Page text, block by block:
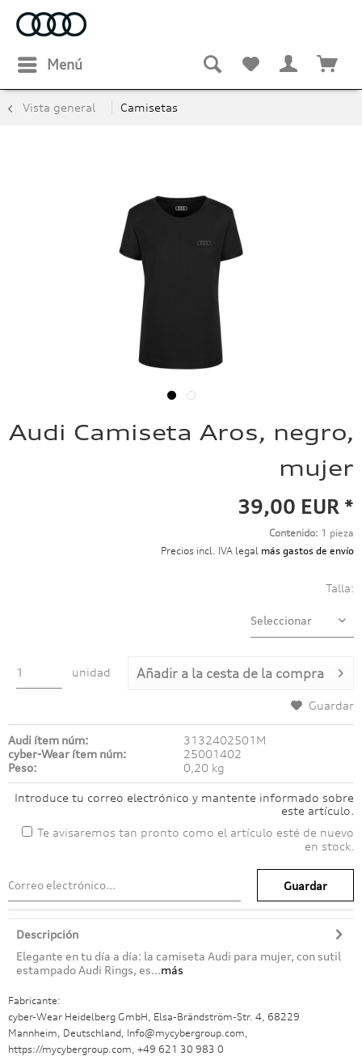
Menú
Vista general Camisetas
Audi Camiseta Aros, negro,
mujer
39,00 EUR *
Contenido: 1 pieza
Precios incl. IVA legal más gastos de envío
Talla:
unidad Añadir a la cesta de la compra
Guardar
Audi ítem núm:
3132402501M
cyber-Wear ítem núm:
25001402
Peso:
0,20 kg
Introduce tu correo electrónico y mantente informado sobre
este artículo.
Te avisaremos tan pronto como el artículo esté de nuevo
en stock.
Guardar
Descripción
Elegante en tu día a día: la camiseta Audi para mujer, con sutil
estampado Audi Rings, es...más
Fabricante:
cyber-Wear Heidelberg GmbH, Elsa-Brändström-Str. 4, 68229
Mannheim, Deutschland, Info@mycybergroup.com,
https://mycybergroup.com, +49 621 30 983 0